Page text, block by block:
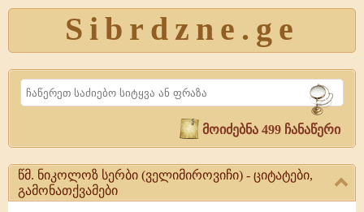
Sibrdzne.ge
Search
მოიძებნა 499 ჩანაწერი
წმ. ნიკოლოზ სერბი (ველიმიროვიჩი) - ციტატები,
გამონათქვამები